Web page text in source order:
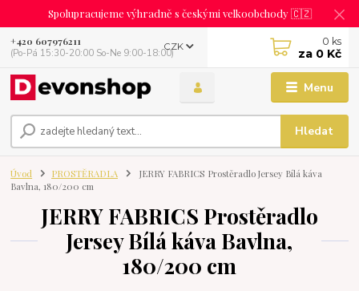
Spolupracujeme výhradně s českými velkoobchody 🇨🇿
Menu
CZK
Hledat
+420 607976211
(Po-Pá 15:30-20:00 So-Ne 9:00-18:00)
0 ks
za 0 Kč
Úvod PROSTĚRADLA
JERRY FABRICS Prostěradlo Jersey Bílá káva
Bavlna, 180/200 cm
JERRY FABRICS Prostěradlo
Jersey Bílá káva Bavlna,
180/200 cm